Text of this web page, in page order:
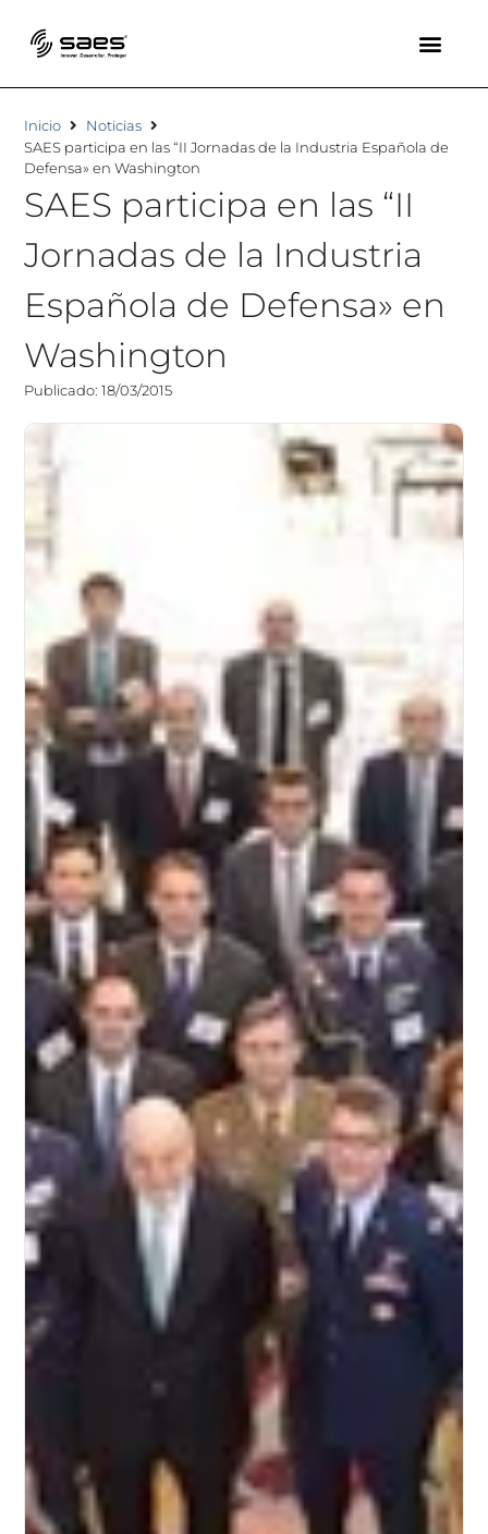
Inicio
Noticias
SAES participa en las “II Jornadas de la Industria Española de
Defensa» en Washington
SAES participa en las “II
Jornadas de la Industria
Española de Defensa» en
Washington
Publicado: 18/03/2015